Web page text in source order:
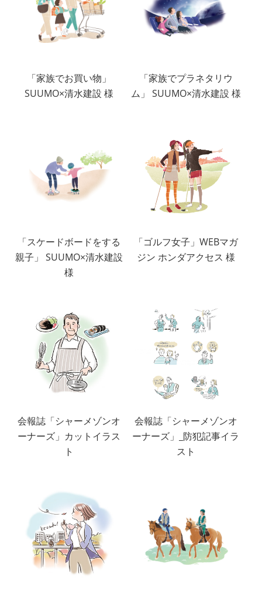
「家族でお買い物」
SUUMO×清水建設 様
「家族でプラネタリウ
ム」 SUUMO×清水建設 様
「スケードボードをする
親子」 SUUMO×清水建設
様
「ゴルフ女子」WEBマガ
ジン ホンダアクセス 様
会報誌「シャーメゾンオ
ーナーズ」カットイラス
ト
会報誌「シャーメゾンオ
ーナーズ」_防犯記事イラ
スト